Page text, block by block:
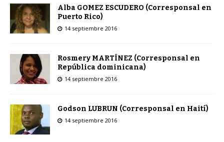
Alba GOMEZ ESCUDERO (Corresponsal en
Puerto Rico)
14 septiembre 2016
Rosmery MARTÍNEZ (Corresponsal en
República dominicana)
14 septiembre 2016
Godson LUBRUN (Corresponsal en Haití)
14 septiembre 2016